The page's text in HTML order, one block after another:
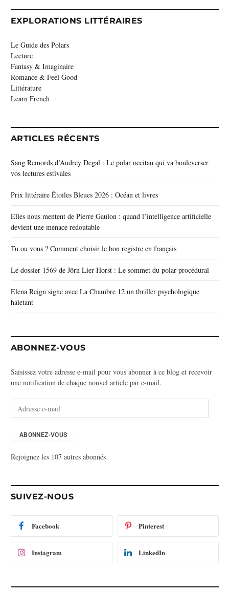
EXPLORATIONS LITTÉRAIRES
Le Guide des Polars
Lecture
Fantasy & Imaginaire
Romance & Feel Good
Littérature
Learn French
ARTICLES RÉCENTS
Sang Remords d’Audrey Degal : Le polar occitan qui va bouleverser
vos lectures estivales
Prix littéraire Étoiles Bleues 2026 : Océan et livres
Elles nous mentent de Pierre Gaulon : quand l’intelligence artificielle
devient une menace redoutable
Tu ou vous ? Comment choisir le bon registre en français
Le dossier 1569 de Jörn Lier Horst : Le sommet du polar procédural
Elena Reign signe avec La Chambre 12 un thriller psychologique
haletant
ABONNEZ-VOUS
Saisissez votre adresse e-mail pour vous abonner à ce blog et recevoir
une notification de chaque nouvel article par e-mail.
s
m
ABONNEZ-VOUS
Rejoignez les 107 autres abonnés
SUIVEZ-NOUS
Facebook Pinterest
Instagram LinkedIn